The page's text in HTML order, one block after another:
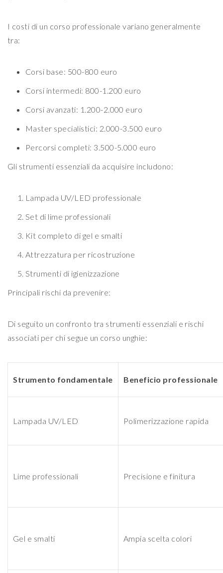
I costi di un corso professionale variano generalmente
tra:
Corsi base: 500-800 euro
Corsi intermedi: 800-1.200 euro
Corsi avanzati: 1.200-2.000 euro
Master specialistici: 2.000-3.500 euro
Percorsi completi: 3.500-5.000 euro
Gli strumenti essenziali da acquisire includono:
Lampada UV/LED professionale
Set di lime professionali
Kit completo di gel e smalti
Attrezzatura per ricostruzione
Strumenti di igienizzazione
Principali rischi da prevenire:
Di seguito un confronto tra strumenti essenziali e rischi
associati per chi segue un corso unghie:
Strumento fondamentale Beneficio professionale
Lampada UV/LED Polimerizzazione rapida
Lime professionali Precisione e finitura
Gel e smalti Ampia scelta colori